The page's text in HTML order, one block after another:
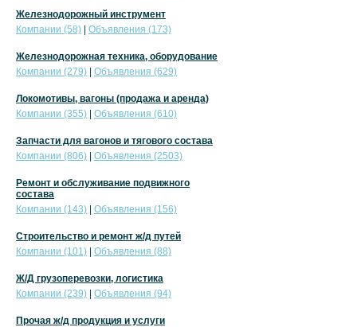
Железнодорожный инструмент
Компании (58)
Объявления (173)
Железнодорожная техника, оборудование
Компании (279)
Объявления (629)
Локомотивы, вагоны (продажа и аренда)
Компании (355)
Объявления (610)
Запчасти для вагонов и тягового состава
Компании (806)
Объявления (2503)
Ремонт и обслуживание подвижного
состава
Компании (143)
Объявления (156)
Строительство и ремонт ж/д путей
Компании (101)
Объявления (88)
Ж/Д грузоперевозки, логистика
Компании (239)
Объявления (94)
Прочая ж/д продукция и услуги